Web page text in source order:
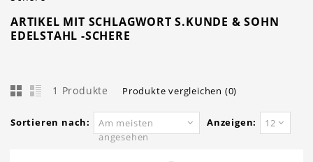
ARTIKEL MIT SCHLAGWORT S.KUNDE & SOHN
EDELSTAHL -SCHERE
1 Produkte Produkte vergleichen (0)
Sortieren nach:
Am meisten
angesehen
Anzeigen: 12